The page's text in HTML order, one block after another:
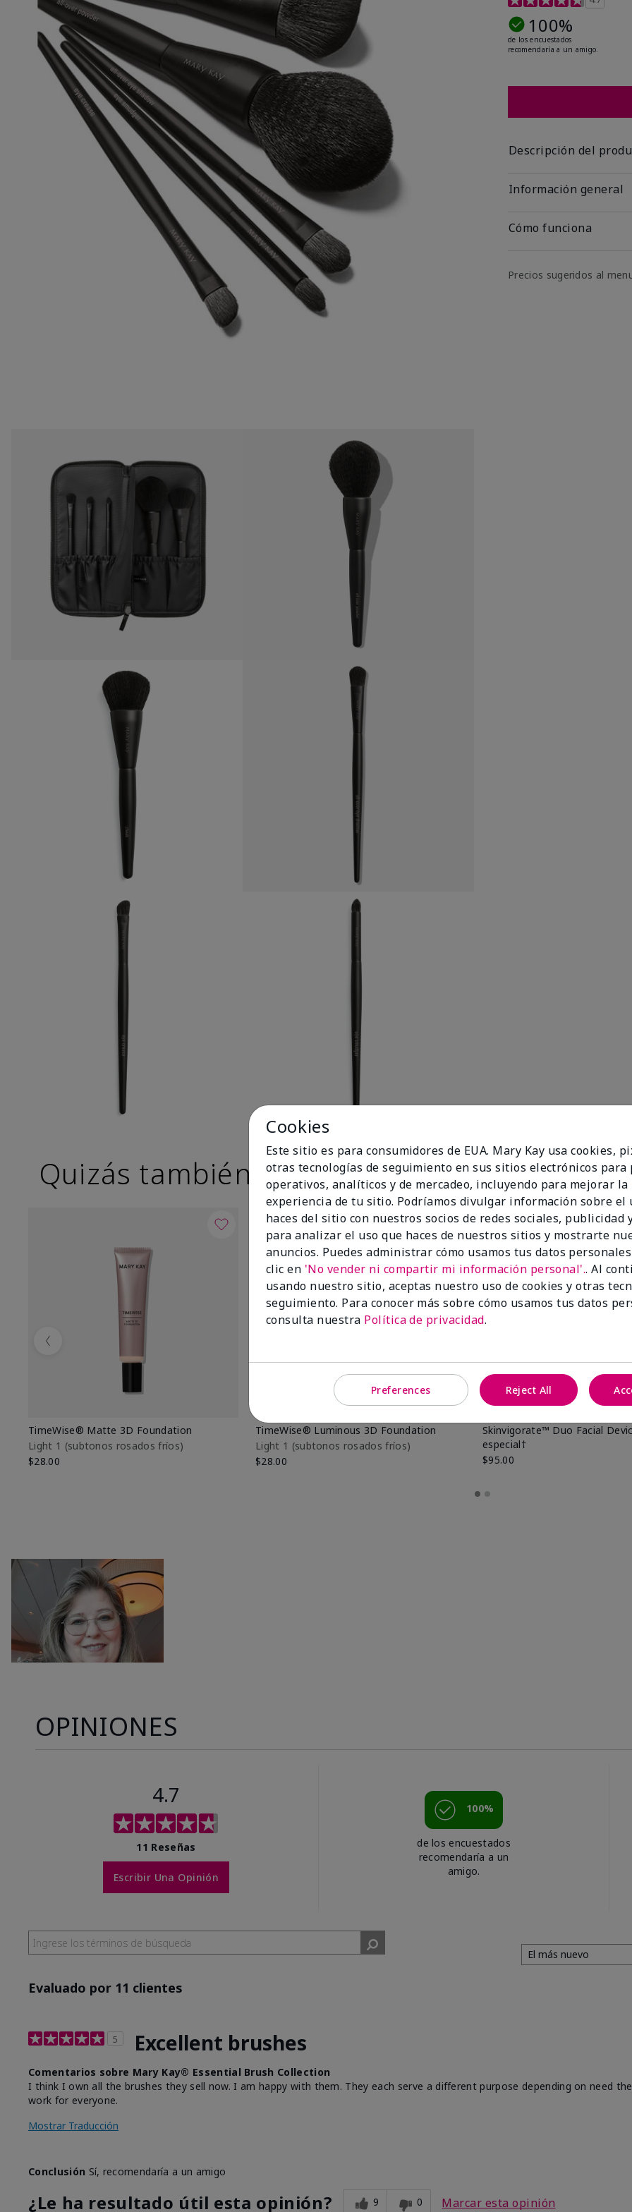
100%
de los encuestados
recomendaría a un amigo.
Descripción del
Información general
Cómo funciona
Precios sugeridos al
Quizás también te guste
TimeWise® Matte 3D Foundation
Light 1​ (subtonos rosados fríos)
$28.00
TimeWise® Luminous 3D Foundation
Light 1​ (subtonos rosados fríos)
$28.00
Skinvigorate™ Duo Facial
especial†
$95.00
Previous
OPINIONES
4.7
11 Reseñas
Escribir Una Opinión
100%
de los encuestados
recomendaría a un
amigo.
Evaluado por 11 clientes
5 Excellent brushes
Comentarios sobre Mary Kay® Essential Brush Collection
I think I own all the brushes they sell now. I am happy with them. They each serve a different purpose depending on need
work for everyone.
Mostrar Traducción
Conclusión Sí, recomendaría a un amigo
¿Le ha resultado útil esta opinión? 9 0 Marcar esta opinión
Cookies
Este sitio es para consumidores de EUA. Mary Kay usa cookies,
otras tecnologías de seguimiento en sus sitios electrónicos para
operativos, analíticos y de mercadeo, incluyendo para mejorar la
experiencia de tu sitio. Podríamos divulgar información sobre el
haces del sitio con nuestros socios de redes sociales, publicidad
para analizar el uso que haces de nuestros sitios y mostrarte
anuncios. Puedes administrar cómo usamos tus datos
clic en 'No vender ni compartir mi información personal'.. Al
usando nuestro sitio, aceptas nuestro uso de cookies y otras
seguimiento. Para conocer más sobre cómo usamos tus datos
consulta nuestra Política de privacidad.
Preferences Reject All